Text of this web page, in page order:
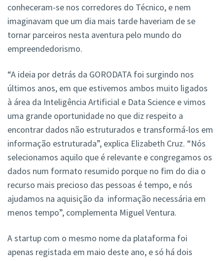
conheceram-se nos corredores do Técnico, e nem
imaginavam que um dia mais tarde haveriam de se
tornar parceiros nesta aventura pelo mundo do
empreendedorismo.
“A ideia por detrás da GORODATA foi surgindo nos
últimos anos, em que estivemos ambos muito ligados
à área da Inteligência Artificial e Data Science e vimos
uma grande oportunidade no que diz respeito a
encontrar dados não estruturados e transformá-los em
informação estruturada”, explica Elizabeth Cruz. “Nós
selecionamos aquilo que é relevante e congregamos os
dados num formato resumido porque no fim do dia o
recurso mais precioso das pessoas é tempo, e nós
ajudamos na aquisição da informação necessária em
menos tempo”, complementa Miguel Ventura.
A startup com o mesmo nome da plataforma foi
apenas registada em maio deste ano, e só há dois